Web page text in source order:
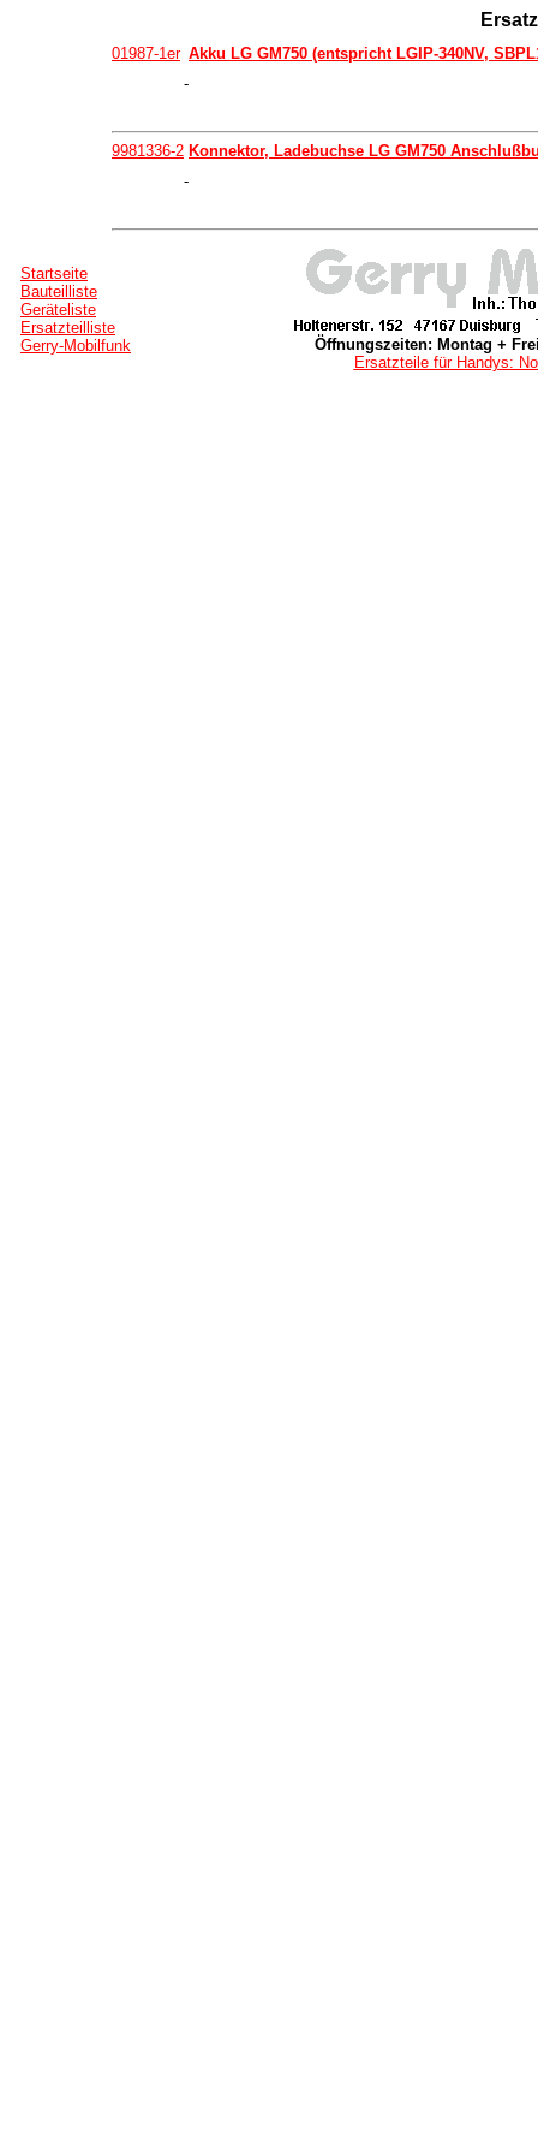
01987-1er
-
Akku LG GM750 (entspricht LGIP-340NV,
9981336-2
-
Konnektor, Ladebuchse LG GM750
Startseite
Bauteilliste
Geräteliste
Ersatzteilliste
Gerry-Mobilfunk
Öffnungszeiten: Montag +
Ersatzteile für Handys: